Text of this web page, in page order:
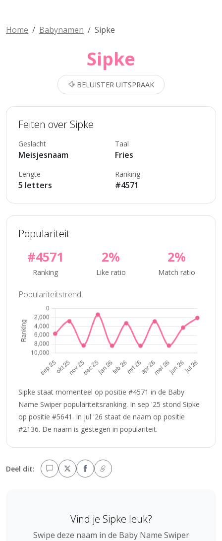
Home Babynamen Sipke
Sipke
BELUISTER UITSPRAAK
Feiten over Sipke
Geslacht
Meisjesnaam
Taal
Fries
Lengte
5 letters
Ranking
#4571
Populariteit
#4571
Ranking
2%
Like ratio
2%
Match ratio
Populariteitstrend
Sipke staat momenteel op positie #4571 in de Baby
Name Swiper populariteitsranking. In sep '25 stond Sipke
op positie #5641. In jul '26 staat de naam op positie
#2136. De naam is gestegen in populariteit.
Deel dit:
Vind je Sipke leuk?
Swipe deze naam in de Baby Name Swiper